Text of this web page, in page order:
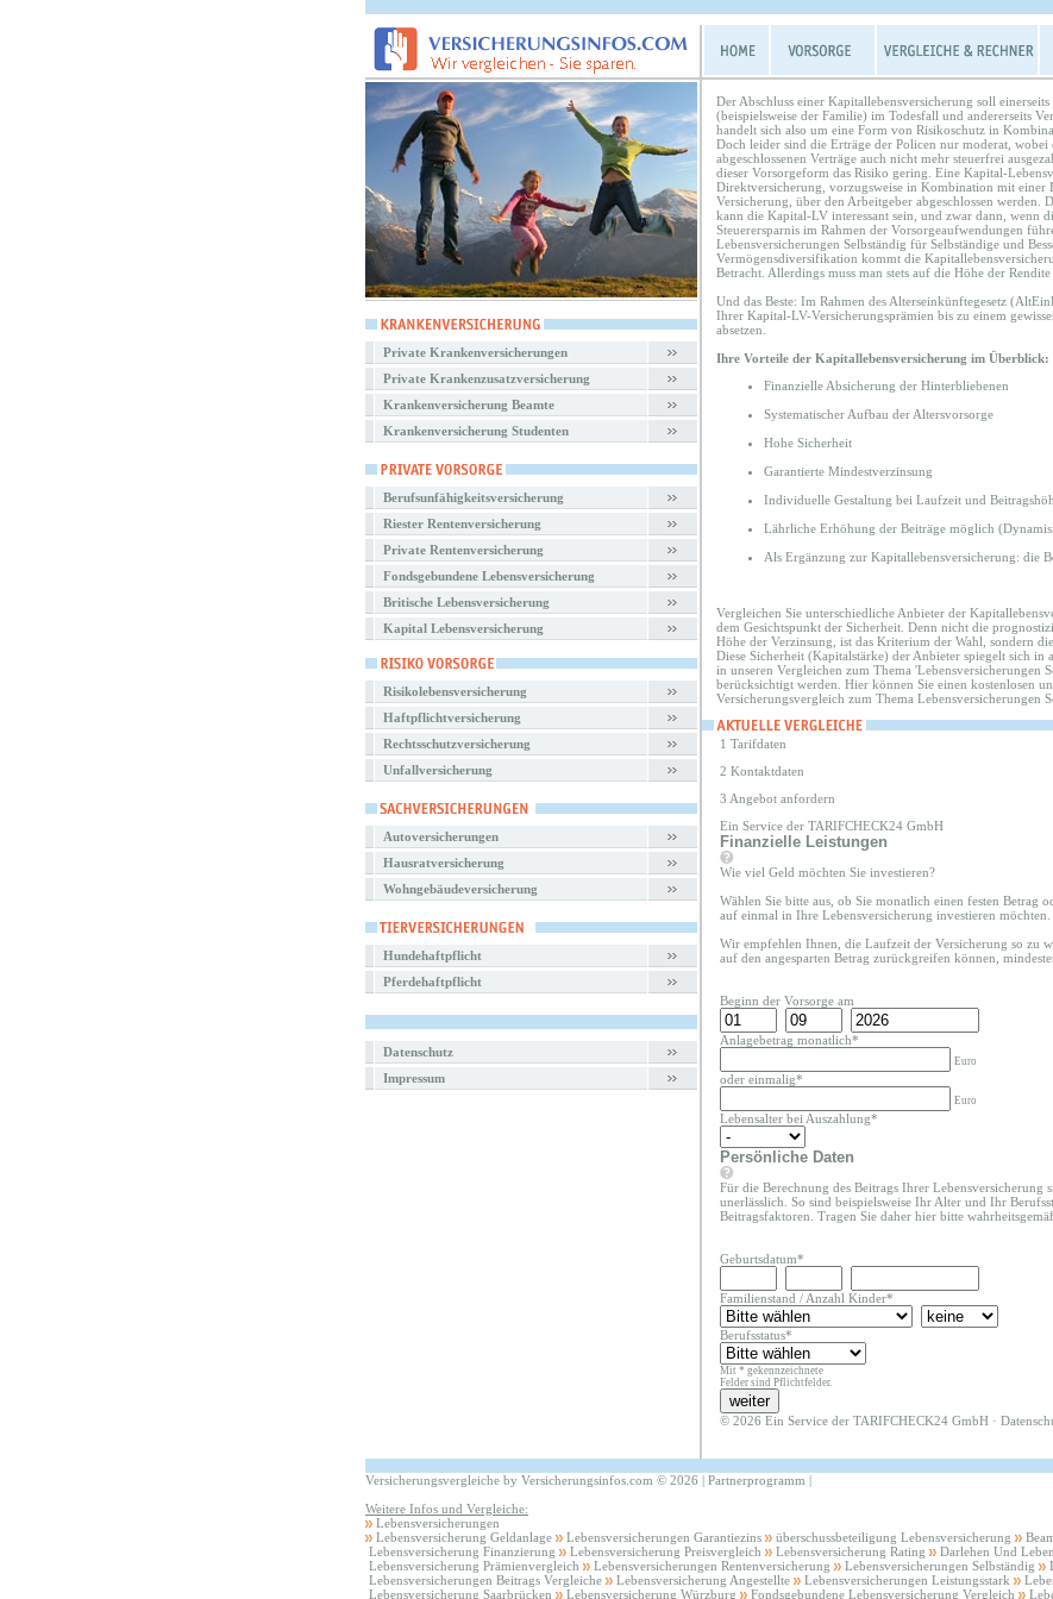
Private Krankenversicherungen
Private Krankenzusatzversicherung
Krankenversicherung Beamte
Krankenversicherung Studenten
Berufsunfähigkeitsversicherung
Riester Rentenversicherung
Private Rentenversicherung
Fondsgebundene Lebensversicherung
Britische Lebensversicherung
Kapital Lebensversicherung
Risikolebensversicherung
Haftpflichtversicherung
Rechtsschutzversicherung
Unfallversicherung
Autoversicherungen
Hausratversicherung
Wohngebäudeversicherung
Hundehaftpflicht
Pferdehaftpflicht
Datenschutz
Impressum
Der Abschluss einer Kapitallebensversicherung soll
(beispielsweise der Familie) im Todesfall und andererseits
handelt sich also um eine Form von Risikoschutz in
Doch leider sind die Erträge der Policen nur moderat, wobei
abgeschlossenen Verträge auch nicht mehr steuerfrei
dieser Vorsorgeform das Risiko gering. Eine Kapital-
Direktversicherung, vorzugsweise in Kombination mit einer
Versicherung, über den Arbeitgeber abgeschlossen werden.
kann die Kapital-LV interessant sein, und zwar dann, wenn
Steuerersparnis im Rahmen der Vorsorgeaufwendungen
Lebensversicherungen Selbständig für Selbständige und
Vermögensdiversifikation kommt die
Betracht. Allerdings muss man stets auf die Höhe der Rendite
Und das Beste: Im Rahmen des Alterseinkünftegesetz
Ihrer Kapital-LV-Versicherungsprämien bis zu einem
absetzen.
Ihre Vorteile der Kapitallebensversicherung im Überblick:
Finanzielle Absicherung der Hinterbliebenen
Systematischer Aufbau der Altersvorsorge
Hohe Sicherheit
Garantierte Mindestverzinsung
Individuelle Gestaltung bei Laufzeit und
Lährliche Erhöhung der Beiträge möglich
Als Ergänzung zur Kapitallebensversicherung: die
Vergleichen Sie unterschiedliche Anbieter der
dem Gesichtspunkt der Sicherheit. Denn nicht die
Höhe der Verzinsung, ist das Kriterium der Wahl, sondern
Diese Sicherheit (Kapitalstärke) der Anbieter spiegelt sich in
in unseren Vergleichen zum Thema 'Lebensversicherungen
berücksichtigt werden. Hier können Sie einen kostenlosen
Versicherungsvergleich zum Thema Lebensversicherungen
1 Tarifdaten
2 Kontaktdaten
3 Angebot anfordern
Ein Service der TARIFCHECK24 GmbH
Finanzielle Leistungen
Wie viel Geld möchten Sie investieren?
Wählen Sie bitte aus, ob Sie monatlich einen festen Betrag
auf einmal in Ihre Lebensversicherung investieren möchten.
Wir empfehlen Ihnen, die Laufzeit der Versicherung so zu
auf den angesparten Betrag zurückgreifen können,
Beginn der Vorsorge am
Anlagebetrag monatlich*
Euro
oder einmalig*
Euro
Lebensalter bei Auszahlung*
Persönliche Daten
Für die Berechnung des Beitrags Ihrer Lebensversicherung
unerlässlich. So sind beispielsweise Ihr Alter und Ihr
Beitragsfaktoren. Tragen Sie daher hier bitte
Geburtsdatum*
Familienstand / Anzahl Kinder*
Berufsstatus*
Mit * gekennzeichnete
Felder sind Pflichtfelder.
© 2026 Ein Service der TARIFCHECK24 GmbH ·
Versicherungsvergleiche by Versicherungsinfos.com © 2026 | Partnerprogramm |
Weitere Infos und Vergleiche:
Lebensversicherungen
Lebensversicherung Geldanlage
Lebensversicherungen Garantiezins überschussbeteiligung Lebensversicherung
Lebensversicherung Finanzierung
Lebensversicherung Preisvergleich Lebensversicherung Rating
Darlehen Und
Lebensversicherung Prämienvergleich
Lebensversicherungen Rentenversicherung Lebensversicherungen Selbständig
Lebensversicherungen Beitrags Vergleiche
Lebensversicherung Angestellte Lebensversicherungen Leistungsstark
Lebensversicherung Saarbrücken
Lebensversicherung Würzburg Fondsgebundene Lebensversicherung Vergleich